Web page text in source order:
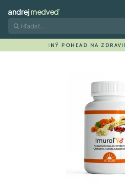
andrejmedveď
INÝ POHĽAD NA